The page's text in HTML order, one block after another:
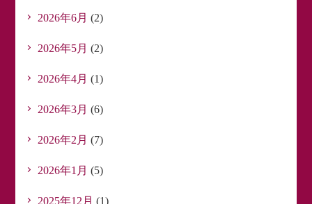
2026年6月 (2)
2026年5月 (2)
2026年4月 (1)
2026年3月 (6)
2026年2月 (7)
2026年1月 (5)
2025年12月 (1)